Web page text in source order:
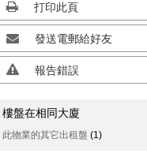
打印此頁
發送電郵給好友
報告錯誤
樓盤在相同大廈
此物業的其它出租盤 (1)